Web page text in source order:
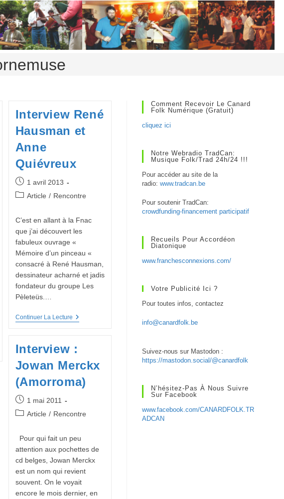
Interview René
Hausman et
Anne
Quiévreux
Publication
publiée :
1 avril 2013
PostArticle / Rencontre
C’est en allant à la Fnac
que j’ai découvert les
fabuleux ouvrage «
Mémoire d’un pinceau «
consacré à René Hausman,
dessinateur acharné et jadis
fondateur du groupe Les
Pèleteüs.…
Continuer La LectureInterview
Anne
Interview :
Jowan Merckx
(Amorroma)
Publication
publiée :
1 mai 2011
PostArticle / Rencontre
Pour qui fait un peu
attention aux pochettes de
cd belges, Jowan Merckx
est un nom qui revient
souvent. On le voyait
encore le mois dernier, en
Comment Recevoir Le Canard
Folk Numérique (gratuit)
cliquez ici
Notre Webradio TradCan:
Musique Folk/Trad 24h/24 !!!
Pour accéder au site de la
radio:www.tradcan.be
Pour soutenir TradCan:
crowdfunding-financement participatif
Recueils Pour Accordéon
Diatonique
www.franchesconnexions.com/
Votre Publicité Ici ?
Pour toutes infos, contactez
info@canardfolk.be
Suivez-nous sur Mastodon :
https://mastodon.social/@canardfolk
N’hésitez-Pas À Nous Suivre
Sur Facebook
www.facebook.com/CANARDFOLK.TR
ADCAN